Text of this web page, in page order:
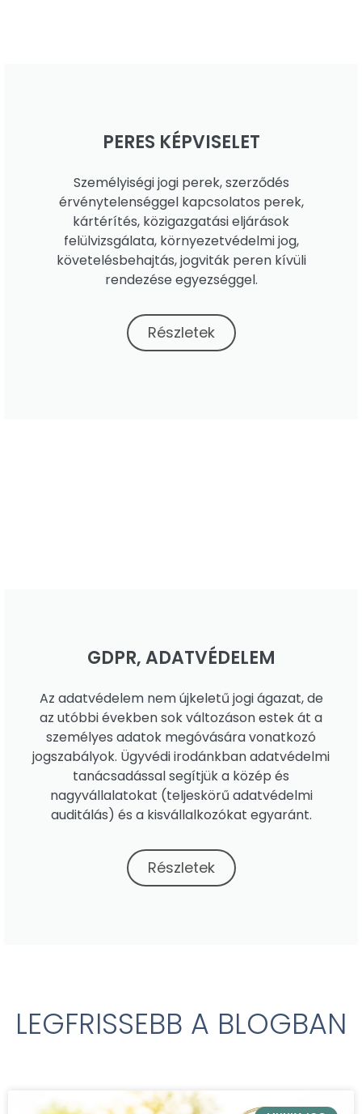
PERES KÉPVISELET
Személyiségi jogi perek, szerződés
érvénytelenséggel kapcsolatos perek,
kártérítés, közigazgatási eljárások
felülvizsgálata, környezetvédelmi jog,
követelésbehajtás, jogviták peren kívüli
rendezése egyezséggel.
Részletek
GDPR, ADATVÉDELEM
Az adatvédelem nem újkeletű jogi ágazat, de
az utóbbi években sok változáson estek át a
személyes adatok megóvására vonatkozó
jogszabályok. Ügyvédi irodánkban adatvédelmi
tanácsadással segítjük a közép és
nagyvállalatokat (teljeskörű adatvédelmi
auditálás) és a kisvállalkozókat egyaránt.
Részletek
LEGFRISSEBB A BLOGBAN